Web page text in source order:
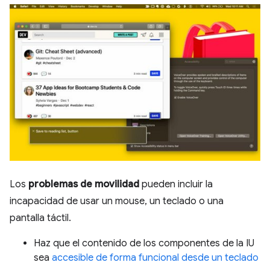
Los problemas de movilidad pueden incluir la
incapacidad de usar un mouse, un teclado o una
pantalla táctil.
Haz que el contenido de los componentes de la IU
sea accesible de forma funcional desde un teclado